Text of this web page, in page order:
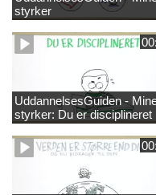
styrker
UddannelsesGuiden -
styrker: Du er disciplineret